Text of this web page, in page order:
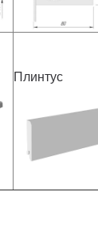
Плинтус